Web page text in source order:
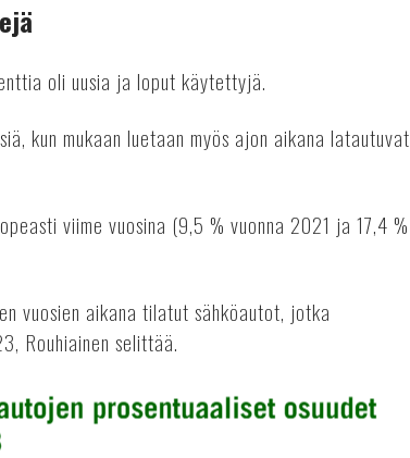
oli uusia ja loput käytettyjä.
kun mukaan luetaan myös ajon aikana latautuvat
viime vuosina (9,5 % vuonna 2021 ja 17,4 %
vuosien aikana tilatut sähköautot, jotka
Rouhiainen selittää.